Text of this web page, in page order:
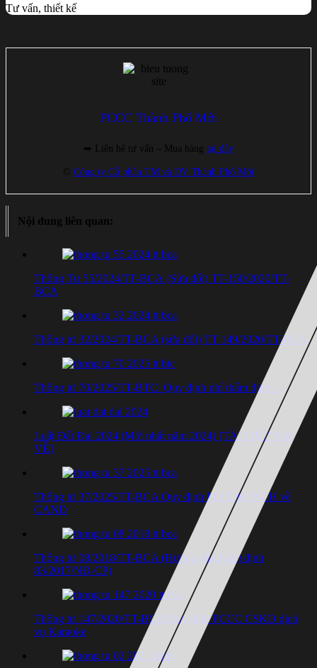
Tư vấn, thiết kế
PCCC Thành Phố Mới
➥ Liên hệ tư vấn – Mua hàng tại đây
© Công ty Cổ phần TM và DV Thành Phố Mới
Nội dung liên quan:
Thông Tư 55/2024/TT-BCA (Sửa đổi) TT-150/2020/TT-
BCA
Thông tư 32/2024/TT-BCA (sửa đổi) TT 149/2020/TT-BCA
Thông tư 70/2025/TT-BTC: Quy định phí thẩm định…
Luật Đất Đai 2024 (Mới nhất năm 2024) [TÀI LIỆU TẢI
VỀ]
Thông tư 37/2025/TT-BCA Quy định PCCC&CNCH về
CAND
Thông tư 08/2018/TT-BCA (Hướng dẫn Nghị định
83/2017/NĐ-CP)
Thông tư 147/2020/TT-BCA Quy định PCCC CSKD dịch
vụ Karaoke